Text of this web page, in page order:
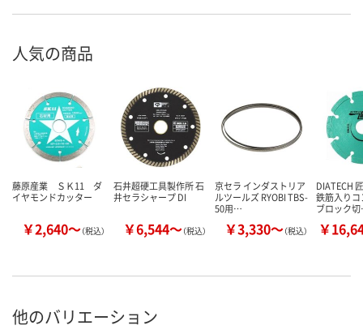
人気の商品
藤原産業 ＳＫ11 ダ
イヤモンドカッター
￥2,640～（税込）
石井超硬工具製作所 石
井セラシャープ DI
￥6,544～（税込）
京セラ インダストリア
ルツールズ RYOBI TBS-
50用…
￥3,330～（税込）
DIATECH
鉄筋入り
ブロック
￥
他のバリエーション